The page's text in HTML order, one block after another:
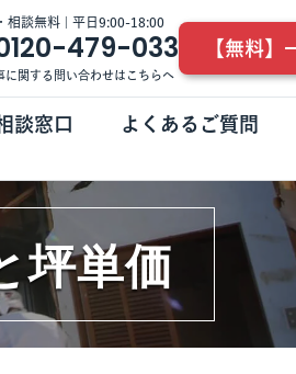
相談無料 | 平日9:00-18:00
479-033
に関する問い合わせはこちらへ
【無料】
談窓口 よくあるご質問
坪単価